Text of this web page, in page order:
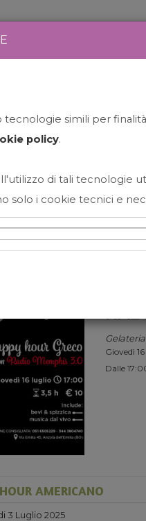
Giovedì
Dalle
AMERICANO
3 Luglio 2025
tecnologie simili per
policy.
di tali tecnologie
solo i cookie tecnici e